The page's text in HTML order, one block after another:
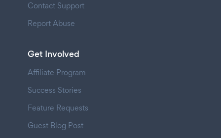
Contact Support
Report Abuse
Get Involved
Affiliate Program
Success Stories
Feature Requests
Guest Blog Post